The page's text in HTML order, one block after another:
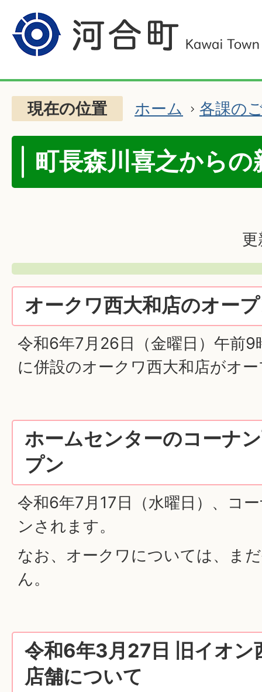
現在の位置 ホーム 各課の
町長森川喜之からの
オークワ西大和店のオー
令和6年7月26日（金曜日）午前
に併設のオークワ西大和店がオ
ホームセンターのコーナ
プン
令和6年7月17日（水曜日）、コ
ンされます。
なお、オークワについては、ま
ん。
令和6年3月27日 旧イオン
店舗について